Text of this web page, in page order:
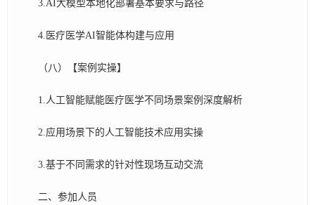
3.AI大模型本地化部署基本要求与路径
4.医疗医学AI智能体构建与应用
（八）【案例实操】
1.人工智能赋能医疗医学不同场景案例深度解析
2.应用场景下的人工智能技术应用实操
3.基于不同需求的针对性现场互动交流
二、参加人员